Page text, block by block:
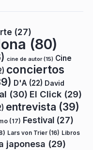
(27)
(80)
cine de autor(15) Cine
conciertos
D'A (22) David
(30) El Click (29)
entrevista (39)
(17) Festival (27)
Lars von Trier (16) Libros
japonesa (29)